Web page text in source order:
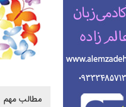
مطالب مهم